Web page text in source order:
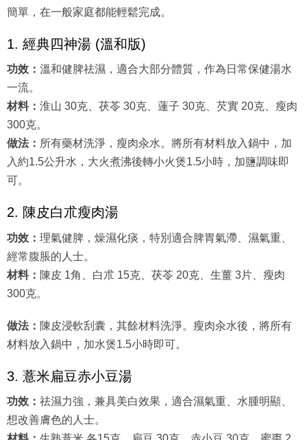
簡單，在一般家庭都能輕鬆完成。
1. 經典四神湯 (溫和版)
功效： 溫和健脾祛濕，適合大部分體質，作為日常保健湯水
一流。
材料： 淮山 30克、茯苓 30克、蓮子 30克、芡實 20克、瘦肉
300克。
做法： 所有藥材洗淨，瘦肉汆水。將所有材料放入鍋中，加
入約1.5公升水，大火煮沸後轉小火煲1.5小時，加鹽調味即
可。
2. 陳皮白朮瘦肉湯
功效： 理氣健脾，燥濕化痰，特別適合脾胃氣滯、濕氣重、
經常腹脹的人士。
材料： 陳皮 1角、白朮 15克、茯苓 20克、生薑 3片、瘦肉
300克。
做法： 陳皮浸軟刮囊，其餘材料洗淨。瘦肉汆水後，將所有
材料放入鍋中，加水煲1.5小時即可。
3. 薏米扁豆赤小豆湯
功效： 祛濕力強，兼具美白效果，適合濕氣重、水腫明顯、
想改善膚色的人士。